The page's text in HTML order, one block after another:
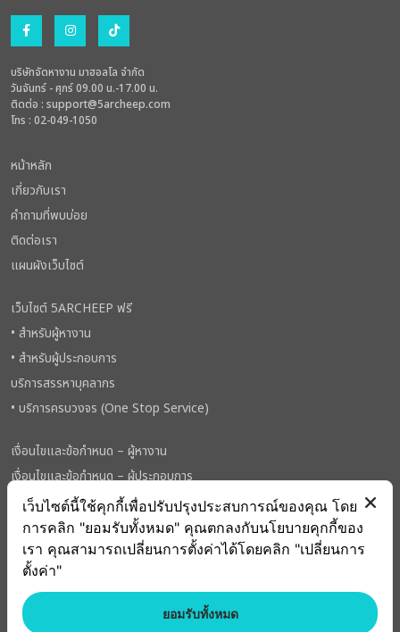
บริษัทจัดหางาน มาฮอลโล จำกัด
วันจันทร์ - ศุกร์ 09.00 น.-17.00 น.
ติดต่อ : support@5archeep.com
โทร : 02-049-1050
หน้าหลัก
เกี่ยวกับเรา
คำถามที่พบบ่อย
ติดต่อเรา
แผนผังเว็บไซต์
เว็บไซต์ 5ARCHEEP ฟรี
• สำหรับผู้หางาน
• สำหรับผู้ประกอบการ
บริการสรรหาบุคลากร
• บริการครบวงจร (One Stop Service)
เงื่อนไขและข้อกำหนด – ผู้หางาน
เงื่อนไขและข้อกำหนด – ผู้ประกอบการ
นโยบายการใช้คุกกี้
เว็บไซต์นี้ใช้คุกกี้เพื่อปรับปรุงประสบการณ์ของคุณ โดย
การคลิก "ยอมรับทั้งหมด" คุณตกลงกับนโยบายคุกกี้ของ
เรา คุณสามารถเปลี่ยนการตั้งค่าได้โดยคลิก "เปลี่ยนการ
ตั้งค่า"
ยอมรับทั้งหมด